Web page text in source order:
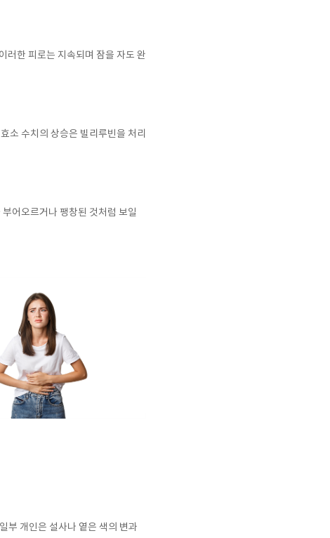
이러한 피로는 지속되며 잠을 자도 완
소 수치의 상승은 빌리루빈을 처리
부어오르거나 팽창된 것처럼 보일
일부 개인은 설사나 옅은 색의 변과